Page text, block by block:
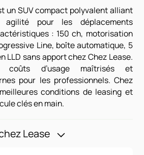
un SUV compact polyvalent alliant
pour les déplacements
: 150 ch, motorisation
Line, boîte automatique, 5
LLD sans apport chez Chez Lease.
coûts d’usage maîtrisés et
pour les professionnels. Chez
conditions de leasing et
clés en main.
Lease